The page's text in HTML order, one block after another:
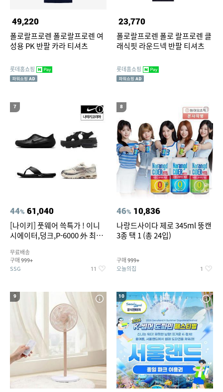
49,220
폴로랄프로렌 폴로랄프로렌 여
성용 PK 반팔 카라 티셔츠
롯데홈쇼핑
23,770
폴로랄프로렌 폴로 랄프로렌 클
래식핏 라운드넥 반팔 티셔츠
롯데홈쇼핑
7
44% 61,040
[나이키] 풋웨어 쓱특가 ! 이니
시에이터,덩크,P-6000 外 최대
무료배송
구매 999+
SSG 11
8
46% 10,836
나랑드사이다 제로 345ml 뚱캔
3종 택 1 (총 24입)
구매 999+
오늘의집 1
9 10